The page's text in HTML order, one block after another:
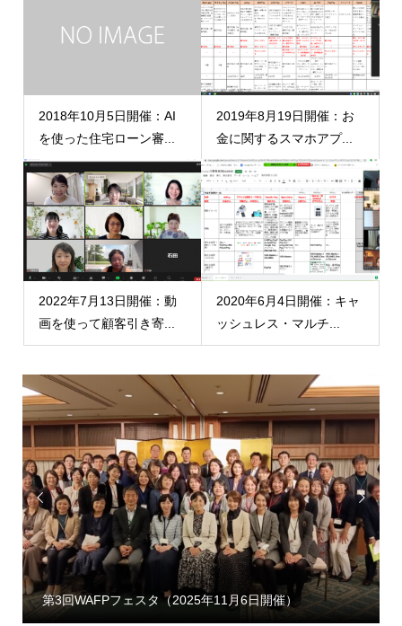
2018年10月5日開催：AI
を使った住宅ローン審...
2019年8月19日開催：お
金に関するスマホアプ...
2022年7月13日開催：動
画を使って顧客引き寄...
2020年6月4日開催：キャ
ッシュレス・マルチ...

第3回WAFPフェスタ（2025年11月6日開催）
